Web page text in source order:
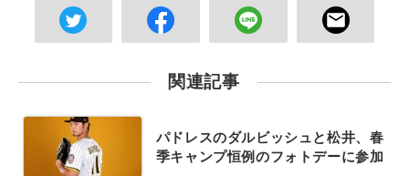
関連記事
パドレスのダルビッシュと松井、春
季キャンプ恒例のフォトデーに参加